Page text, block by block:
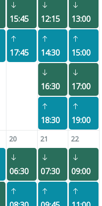
15:45
17:45
12:15
14:30
16:30
18:30
13:00
15:00
17:00
19:00
20
06:30
21
07:30
22
09:00